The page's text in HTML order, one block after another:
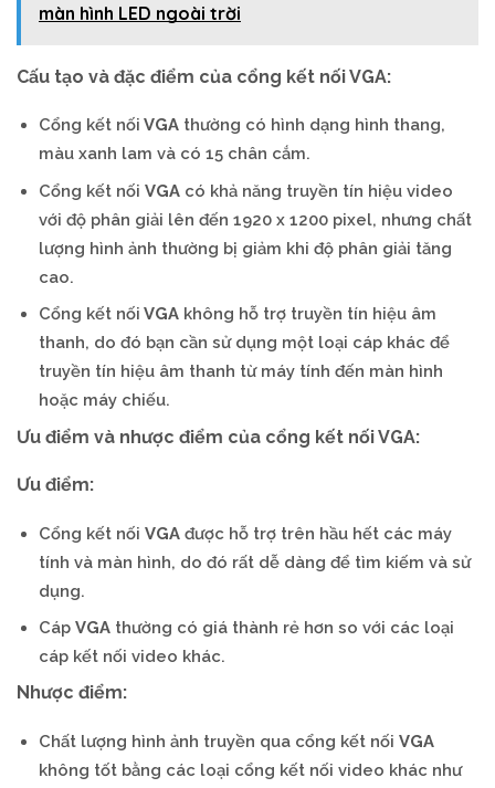
màn hình LED ngoài trời
Cấu tạo và đặc điểm của cổng kết nối VGA:
Cổng kết nối VGA thường có hình dạng hình thang,
màu xanh lam và có 15 chân cắm.
Cổng kết nối VGA có khả năng truyền tín hiệu video
với độ phân giải lên đến 1920 x 1200 pixel, nhưng chất
lượng hình ảnh thường bị giảm khi độ phân giải tăng
cao.
Cổng kết nối VGA không hỗ trợ truyền tín hiệu âm
thanh, do đó bạn cần sử dụng một loại cáp khác để
truyền tín hiệu âm thanh từ máy tính đến màn hình
hoặc máy chiếu.
Ưu điểm và nhược điểm của cổng kết nối VGA:
Ưu điểm:
Cổng kết nối VGA được hỗ trợ trên hầu hết các máy
tính và màn hình, do đó rất dễ dàng để tìm kiếm và sử
dụng.
Cáp VGA thường có giá thành rẻ hơn so với các loại
cáp kết nối video khác.
Nhược điểm:
Chất lượng hình ảnh truyền qua cổng kết nối VGA
không tốt bằng các loại cổng kết nối video khác như